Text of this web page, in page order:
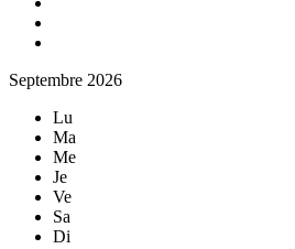
Septembre 2026
Lu
Ma
Me
Je
Ve
Sa
Di